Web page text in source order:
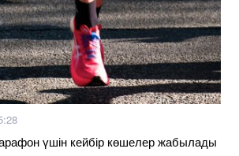
үшін кейбір көшелер жабылады